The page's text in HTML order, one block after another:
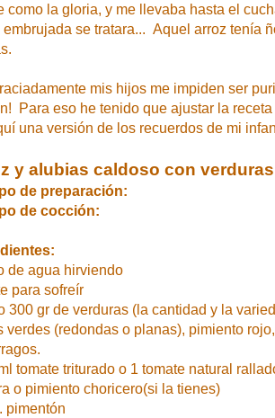
como la gloria, y me llevaba hasta el
embrujada se tratara... Aquel arroz tenía
mis hijos me impiden ser
Para eso he tenido que ajustar la
una versión de los recuerdos de mi
y alubias caldoso con
de preparación:
de cocción:
de agua hirviendo
para sofreír
300 gr de verduras (la cantidad y la
verdes (redondas o planas), pimiento
tomate triturado o 1 tomate natural
o pimiento choricero(si la tienes)
pimentón